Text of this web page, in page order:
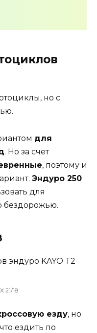
но с
для
. Но за счет
, поэтому и
Эндуро 250
для
бездорожью.
21/18
езду, но
что ездить по